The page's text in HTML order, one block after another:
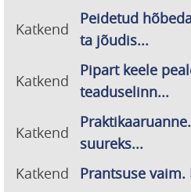
Katkend
Peidetud
ta jõudis...
Katkend
Pipart keele
teaduselinn...
Katkend
suureks...
Katkend Prantsuse